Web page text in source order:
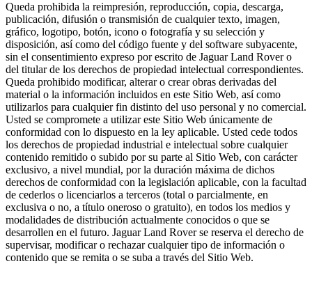
Queda prohibida la reimpresión, reproducción, copia, descarga,
publicación, difusión o transmisión de cualquier texto, imagen,
gráfico, logotipo, botón, icono o fotografía y su selección y
disposición, así como del código fuente y del software subyacente,
sin el consentimiento expreso por escrito de Jaguar Land Rover o
del titular de los derechos de propiedad intelectual correspondientes.
Queda prohibido modificar, alterar o crear obras derivadas del
material o la información incluidos en este Sitio Web, así como
utilizarlos para cualquier fin distinto del uso personal y no comercial.
Usted se compromete a utilizar este Sitio Web únicamente de
conformidad con lo dispuesto en la ley aplicable. Usted cede todos
los derechos de propiedad industrial e intelectual sobre cualquier
contenido remitido o subido por su parte al Sitio Web, con carácter
exclusivo, a nivel mundial, por la duración máxima de dichos
derechos de conformidad con la legislación aplicable, con la facultad
de cederlos o licenciarlos a terceros (total o parcialmente, en
exclusiva o no, a título oneroso o gratuito), en todos los medios y
modalidades de distribución actualmente conocidos o que se
desarrollen en el futuro. Jaguar Land Rover se reserva el derecho de
supervisar, modificar o rechazar cualquier tipo de información o
contenido que se remita o se suba a través del Sitio Web.